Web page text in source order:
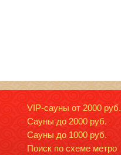
VIP-сауны от 2000 руб.
Сауны до 2000 руб.
Сауны до 1000 руб.
Поиск по схеме метро